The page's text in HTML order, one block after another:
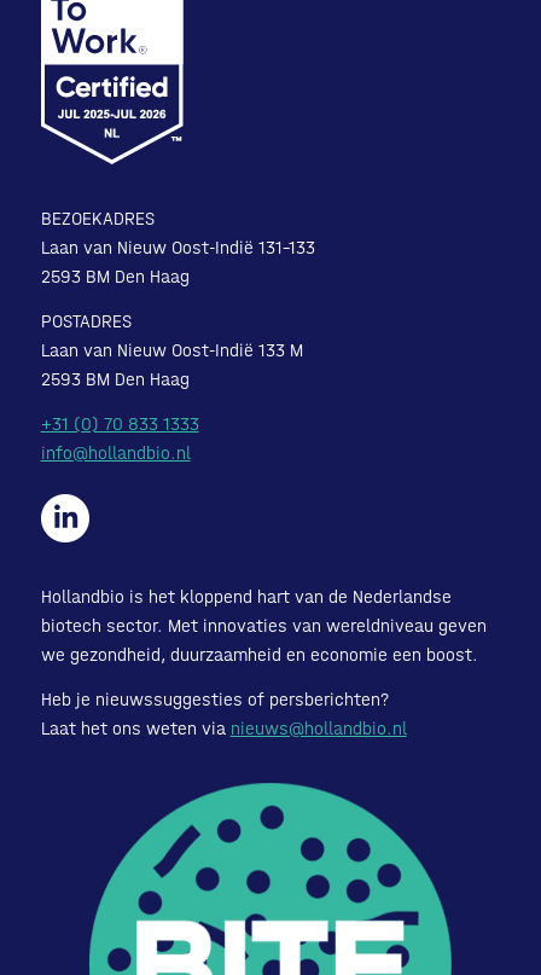
BEZOEKADRES
Laan van Nieuw Oost-Indië 131-133
2593 BM Den Haag
POSTADRES
Laan van Nieuw Oost-Indië 133 M
2593 BM Den Haag
+31 (0) 70 833 1333
info@hollandbio.nl
Hollandbio is het kloppend hart van de Nederlandse
biotech sector. Met innovaties van wereldniveau geven
we gezondheid, duurzaamheid en economie een boost.
Heb je nieuwssuggesties of persberichten?
Laat het ons weten via nieuws@hollandbio.nl